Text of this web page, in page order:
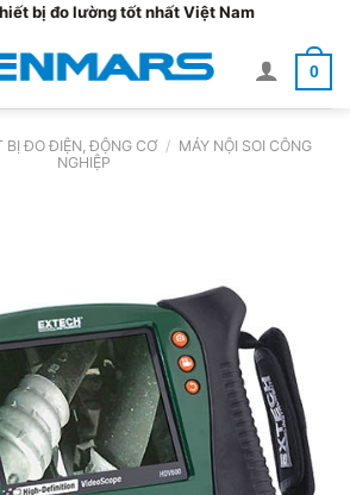
bị đo lường tốt nhất Việt Nam
0
BỊ ĐO ĐIỆN, ĐỘNG CƠ / MÁY NỘI SOI CÔNG
NGHIỆP